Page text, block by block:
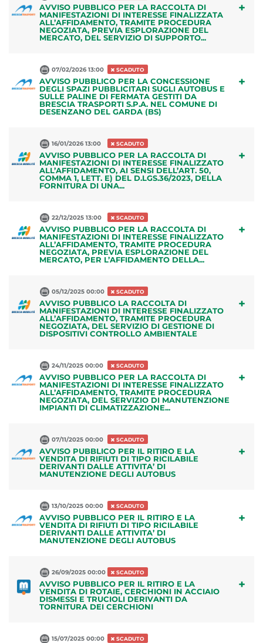
AVVISO PUBBLICO PER LA RACCOLTA DI
MANIFESTAZIONI DI INTERESSE FINALIZZATA
ALL’AFFIDAMENTO, TRAMITE PROCEDURA
NEGOZIATA, PREVIA ESPLORAZIONE DEL
MERCATO, DEL SERVIZIO DI SUPPORTO...
+
07/02/2026 13:00 SCADUTO
AVVISO PUBBLICO PER LA CONCESSIONE
DEGLI SPAZI PUBBLICITARI SUGLI AUTOBUS E
SULLE PALINE DI FERMATA GESTITI DA
BRESCIA TRASPORTI S.P.A. NEL COMUNE DI
DESENZANO DEL GARDA (BS)
+
16/01/2026 13:00 SCADUTO
AVVISO PUBBLICO PER LA RACCOLTA DI
MANIFESTAZIONI DI INTERESSE FINALIZZATO
ALL’AFFIDAMENTO, AI SENSI DELL’ART. 50,
COMMA 1, LETT. E) DEL D.LGS.36/2023, DELLA
FORNITURA DI UNA...
+
22/12/2025 13:00 SCADUTO
AVVISO PUBBLICO PER LA RACCOLTA DI
MANIFESTAZIONI DI INTERESSE FINALIZZATO
ALL’AFFIDAMENTO, TRAMITE PROCEDURA
NEGOZIATA, PREVIA ESPLORAZIONE DEL
MERCATO, PER L’AFFIDAMENTO DELLA...
+
05/12/2025 00:00 SCADUTO
AVVISO PUBBLICO LA RACCOLTA DI
MANIFESTAZIONI DI INTERESSE FINALIZZATO
ALL’AFFIDAMENTO, TRAMITE PROCEDURA
NEGOZIATA, DEL SERVIZIO DI GESTIONE DI
DISPOSITIVI CONTROLLO AMBIENTALE
+
24/11/2025 00:00 SCADUTO
AVVISO PUBBLICO PER LA RACCOLTA DI
MANIFESTAZIONI DI INTERESSE FINALIZZATO
ALL’AFFIDAMENTO, TRAMITE PROCEDURA
NEGOZIATA, DEL SERVIZIO DI MANUTENZIONE
IMPIANTI DI CLIMATIZZAZIONE...
+
07/11/2025 00:00 SCADUTO
AVVISO PUBBLICO PER IL RITIRO E LA
VENDITA DI RIFIUTI DI TIPO RICILABILE
DERIVANTI DALLE ATTIVITA’ DI
MANUTENZIONE DEGLI AUTOBUS
+
13/10/2025 00:00 SCADUTO
AVVISO PUBBLICO PER IL RITIRO E LA
VENDITA DI RIFIUTI DI TIPO RICILABILE
DERIVANTI DALLE ATTIVITA’ DI
MANUTENZIONE DEGLI AUTOBUS
+
26/09/2025 00:00 SCADUTO
AVVISO PUBBLICO PER IL RITIRO E LA
VENDITA DI ROTAIE, CERCHIONI IN ACCIAIO
DISMESSI E TRUCIOLI DERIVANTI DA
TORNITURA DEI CERCHIONI
+
15/07/2025 00:00 SCADUTO